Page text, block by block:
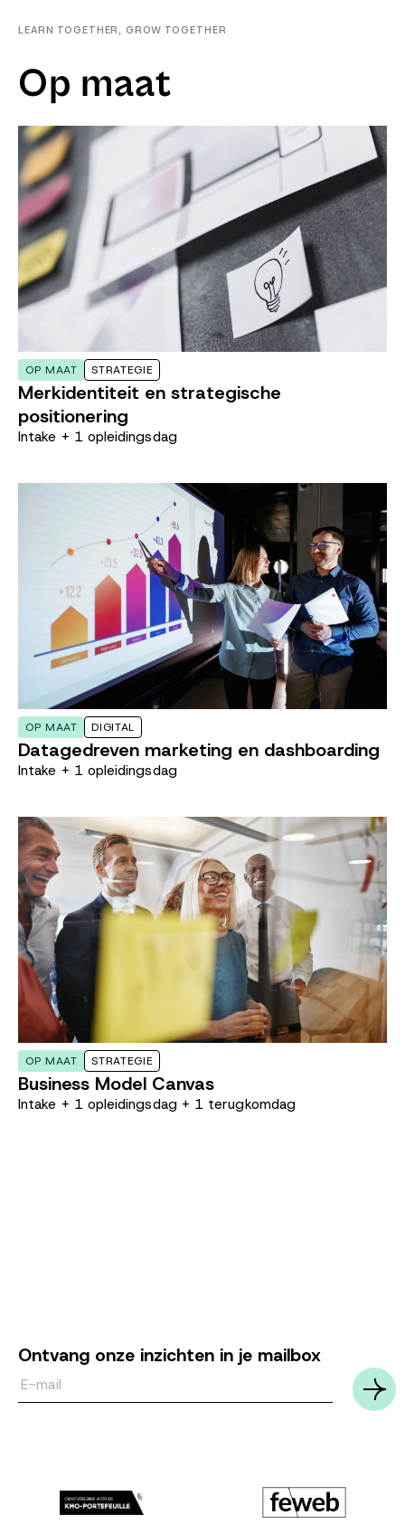
LEARN TOGETHER, GROW TOGETHER
Op maat
OP MAAT STRATEGIE
Merkidentiteit en strategische
positionering
Intake + 1 opleidingsdag
OP MAAT DIGITAL
Datagedreven marketing en dashboarding
Intake + 1 opleidingsdag
OP MAAT STRATEGIE
Business Model Canvas
Intake + 1 opleidingsdag + 1 terugkomdag
Ontvang onze inzichten in je mailbox